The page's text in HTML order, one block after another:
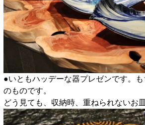
●いともハッデーな器プレゼンです。
のものです。
どう見ても、収納時、重ねられないお